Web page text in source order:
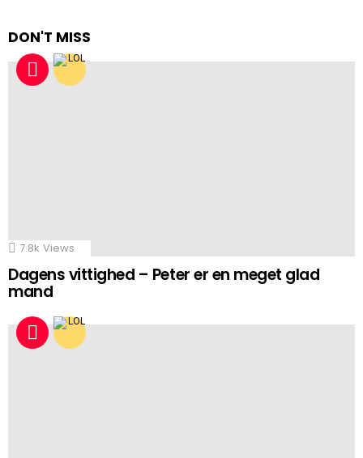
DON'T MISS
7.8k Views
Dagens vittighed – Peter er en meget glad
mand